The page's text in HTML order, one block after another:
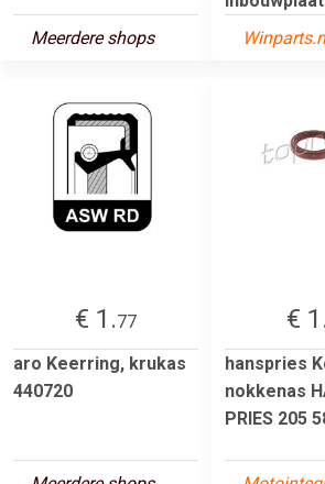
Meerdere shops
€ 1.77
aro Keerring, krukas
440720
€
hanspries
nokkenas
PRIES 205